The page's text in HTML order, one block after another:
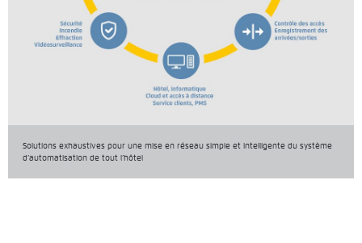
Solutions exhaustives pour une mise en réseau simple et intelligente du système
d’automatisation de tout l’hôtel